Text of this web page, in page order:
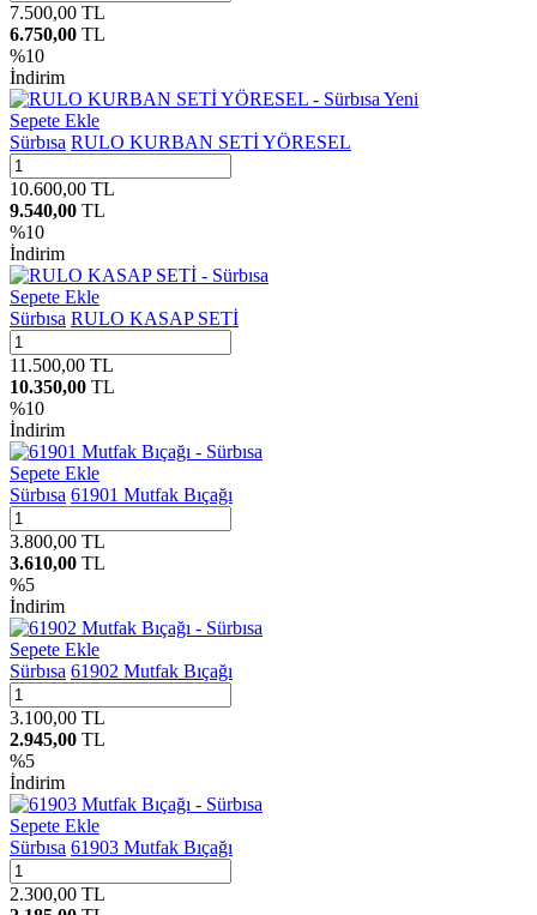
7.500,00 TL
6.750,00 TL
%10
İndirim
Yeni
Sepete Ekle
Sürbısa RULO KURBAN SETİ YÖRESEL
10.600,00 TL
9.540,00 TL
%10
İndirim
Sepete Ekle
Sürbısa RULO KASAP SETİ
11.500,00 TL
10.350,00 TL
%10
İndirim
Sepete Ekle
Sürbısa 61901 Mutfak Bıçağı
3.800,00 TL
3.610,00 TL
%5
İndirim
Sepete Ekle
Sürbısa 61902 Mutfak Bıçağı
3.100,00 TL
2.945,00 TL
%5
İndirim
Sepete Ekle
Sürbısa 61903 Mutfak Bıçağı
2.300,00 TL